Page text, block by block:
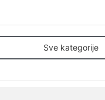
Sve kategorije